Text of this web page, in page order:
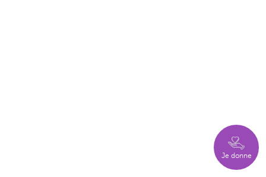
Je donne